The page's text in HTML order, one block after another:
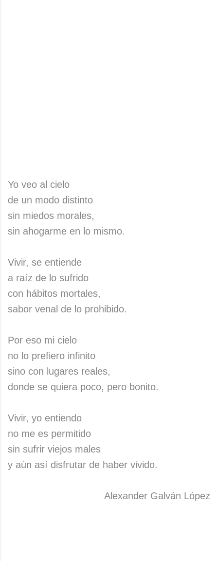
Yo veo al cielo
de un modo distinto
sin miedos morales,
sin ahogarme en lo mismo.
Vivir, se entiende
a raíz de lo sufrido
con hábitos mortales,
sabor venal de lo prohibido.
Por eso mi cielo
no lo prefiero infinito
sino con lugares reales,
donde se quiera poco, pero bonito.
Vivir, yo entiendo
no me es permitido
sin sufrir viejos males
y aún así disfrutar de haber vivido.
Alexander Galván López